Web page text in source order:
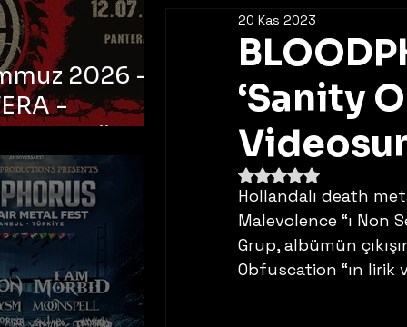
‘Sanity
20 Kas 2023
5 üzerinden NaN yıldız
Hollandalı death
Malevolence “ı Non
Grup, albümün
Obfuscation “ın lirik
2026 -
-
Ataköy
Arena